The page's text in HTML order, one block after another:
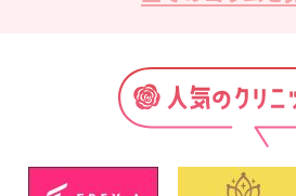
脱毛の効果の出